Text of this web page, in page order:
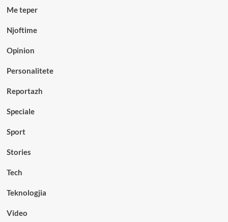
Me teper
Njoftime
Opinion
Personalitete
Reportazh
Speciale
Sport
Stories
Tech
Teknologjia
Video